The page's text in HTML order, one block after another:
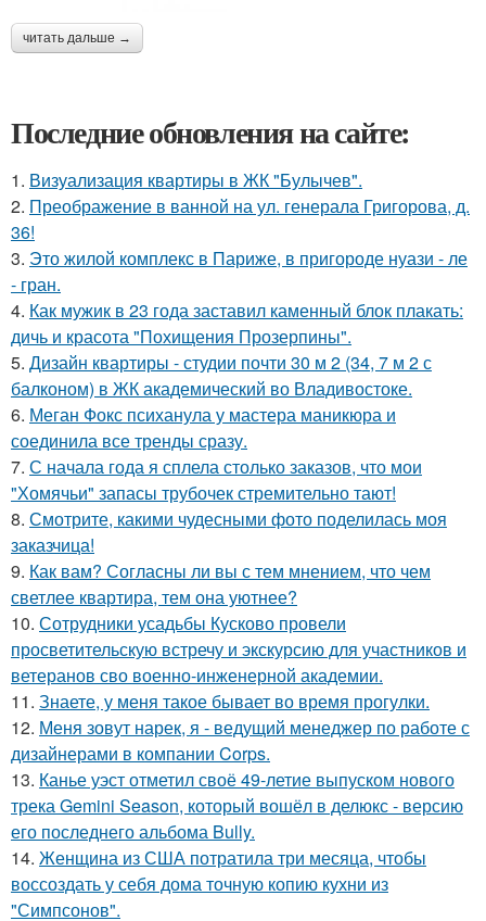
читать дальше →
Последние обновления на сайте:
1. Визуализация квартиры в ЖК "Булычев".
2. Преображение в ванной на ул. генерала Григорова, д.
36!
3. Это жилой комплекс в Париже, в пригороде нуази - ле
- гран.
4. Как мужик в 23 года заставил каменный блок плакать:
дичь и красота "Похищения Прозерпины".
5. Дизайн квартиры - студии почти 30 м 2 (34, 7 м 2 с
балконом) в ЖК академический во Владивостоке.
6. Меган Фокс психанула у мастера маникюра и
соединила все тренды сразу.
7. С начала года я сплела столько заказов, что мои
"Хомячьи" запасы трубочек стремительно тают!
8. Смотрите, какими чудесными фото поделилась моя
заказчица!
9. Как вам? Согласны ли вы с тем мнением, что чем
светлее квартира, тем она уютнее?
10. Сотрудники усадьбы Кусково провели
просветительскую встречу и экскурсию для участников и
ветеранов сво военно-инженерной академии.
11. Знаете, у меня такое бывает во время прогулки.
12. Меня зовут нарек, я - ведущий менеджер по работе с
дизайнерами в компании Corps.
13. Канье уэст отметил своё 49-летие выпуском нового
трека Gemini Season, который вошёл в делюкс - версию
его последнего альбома Bully.
14. Женщина из США потратила три месяца, чтобы
воссоздать у себя дома точную копию кухни из
"Симпсонов".